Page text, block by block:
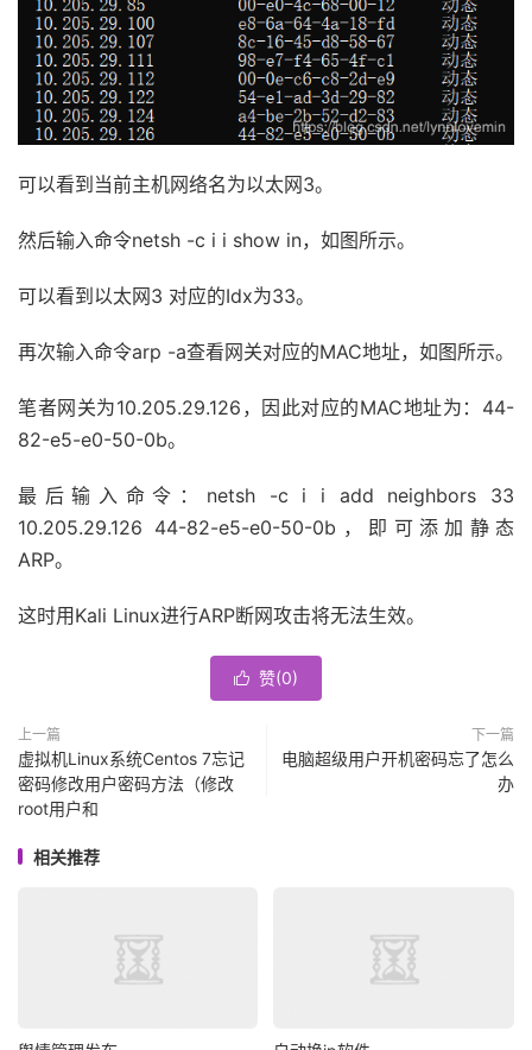
可以看到当前主机网络名为以太网3。
然后输入命令netsh -c i i show in，如图所示。
可以看到以太网3 对应的Idx为33。
再次输入命令arp -a查看网关对应的MAC地址，如图所示。
笔者网关为10.205.29.126，因此对应的MAC地址为：44-
82-e5-e0-50-0b。
最后输入命令：netsh -c i i add neighbors 33
10.205.29.126 44-82-e5-e0-50-0b，即可添加静态
ARP。
这时用Kali Linux进行ARP断网攻击将无法生效。
 赞(0)
上一篇
虚拟机Linux系统Centos 7忘记
密码修改用户密码方法（修改
root用户和
下一篇
电脑超级用户开机密码忘了怎么
办
相关推荐